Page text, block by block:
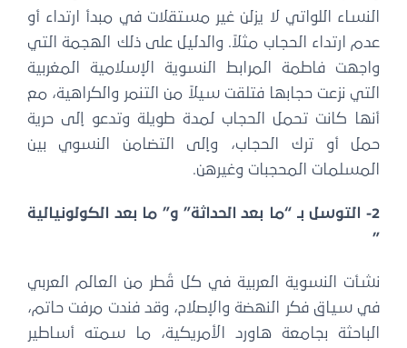
النساء اللواتي لا يزلن غير مستقلات في مبدأ ارتداء أو
عدم ارتداء الحجاب مثلاً. والدليل على ذلك الهجمة التي
واجهت فاطمة المرابط النسوية الإسلامية المغربية
التي نزعت حجابها فتلقت سيلاً من التنمر والكراهية، مع
أنها كانت تحمل الحجاب لمدة طويلة وتدعو إلى حرية
حمل أو ترك الحجاب، وإلى التضامن النسوي بين
المسلمات المحجبات وغيرهن.
2- التوسل بـ “ما بعد الحداثة” و” ما بعد الكولونيالية
”
نشأت النسوية العربية في كل قُطر من العالم العربي
في سياق فكر النهضة والإصلاح، وقد فندت مرفت حاتم،
الباحثة بجامعة هاورد الأمريكية، ما سمته أساطير